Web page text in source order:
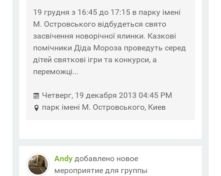
19 грудня з 16:45 до 17:15 в парку імені
М. Островського відбудеться свято
засвічення новорічної ялинки. Казкові
помічники Діда Мороза проведуть серед
дітей святкові ігри та конкурси, а
переможці...
Четверг, 19 декабря 2013 04:45 PM
парк імені М. Островського, Киев
Andyдобавлено новое
мероприятие для группы